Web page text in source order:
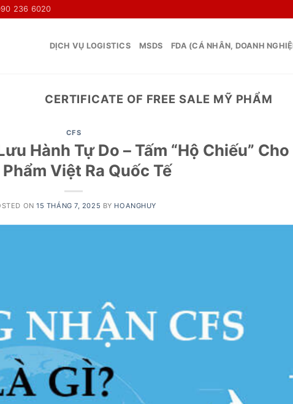
236 6020
DỊCH VỤ LOGISTICS MSDS FDA (CÁ NHÂN, DOANH
CERTIFICATE OF FREE SALE MỸ PHẨM
CFS
Hành Tự Do – Tấm “Hộ Chiếu” Cho
Việt Ra Quốc Tế
ON15 THÁNG 7, 2025 BY HOANGHUY